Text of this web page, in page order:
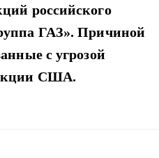
российского
ГАЗ». Причиной
с угрозой
США.